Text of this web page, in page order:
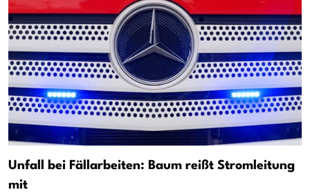
Unfall bei Fällarbeiten: Baum reißt Stromleitung
mit